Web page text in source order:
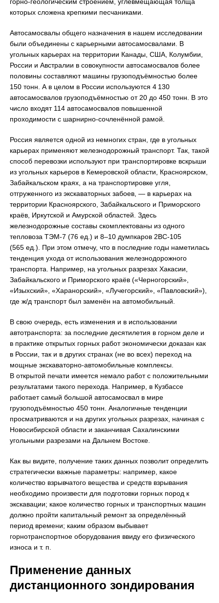
которых сложена крепкими песчаниками.
Автосамосвалы общего назначения в нашем исследовании
были объединены с карьерными автосамосвалами. В
угольных карьерах на территории Канады, США, Колумбии,
России и Австралии в совокупности автосамосвалов более
половины составляют машины грузоподъёмностью более
150 тонн. А в целом в России используются 4 130
автосамосвалов грузоподъёмностью от 20 до 450 тонн. В это
число входят 114 автосамосвалов повышенной
проходимости с шарнирно-сочленённой рамой.
Россия является одной из немногих стран, где в угольных
карьерах применяют железнодорожный транспорт. Так, такой
способ перевозки используют при транспортировке вскрыши
из угольных карьеров в Кемеровской области, Красноярском,
Забайкальском краях, а на транспортировке угля,
отгруженного из экскаваторных забоев, — в карьерах на
территории Красноярского, Забайкальского и Приморского
краёв, Иркутской и Амурской областей. Здесь
железнодорожные составы скомплектованы из одного
тепловоза ТЭМ-7 (76 ед.) и 8–10 думпкаров 2ВС-105
(565 ед.). При этом отмечу, что в последние годы наметилась
тенденция ухода от использования железнодорожного
транспорта. Например, на угольных разрезах Хакасии,
Забайкальского и Приморского краёв («Черногорский»,
«Изыхский», «Харанорский», «Лучегорский», «Павловский»),
где ж/д транспорт был заменён на автомобильный.
В свою очередь, есть изменения и в использовании
автотранспорта: за последние десятилетия в горном деле и
в практике открытых горных работ экономически доказан как
в России, так и в других странах (не во всех) переход на
мощные экскаваторно-автомобильные комплексы.
В открытой печати имеется немало работ с положительными
результатами такого перехода. Например, в Кузбассе
работает самый большой автосамосвал в мире
грузоподъёмностью 450 тонн. Аналогичные тенденции
просматриваются и на других угольных разрезах, начиная с
Новосибирской области и заканчивая Сахалинскими
угольными разрезами на Дальнем Востоке.
Как вы видите, получение таких данных позволит определить
стратегически важные параметры: например, какое
количество взрывчатого вещества и средств взрывания
необходимо произвести для подготовки горных пород к
экскавации; какое количество горных и транспортных машин
должно пройти капитальный ремонт за определённый
период времени; каким образом выбывает
горнотранспортное оборудования ввиду его физического
износа и т. п.
Применение данных
дистанционного зондирования